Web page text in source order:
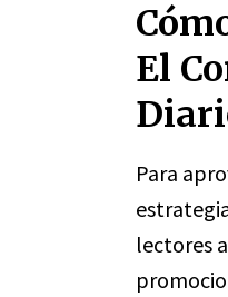
El
Para
lectores